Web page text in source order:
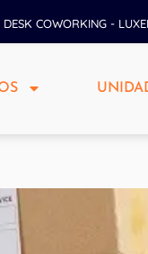
DESK COWORKING -